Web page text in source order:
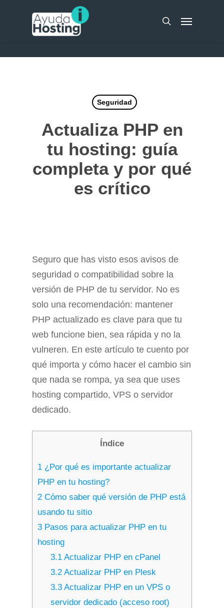
search
Menu
Seguridad
Actualiza PHP en
tu hosting: guía
completa y por qué
es crítico
Seguro que has visto esos avisos de
seguridad o compatibilidad sobre la
versión de PHP de tu servidor. No es
solo una recomendación: mantener
PHP actualizado es clave para que tu
web funcione bien, sea rápida y no la
vulneren. En este artículo te cuento por
qué importa y cómo hacer el cambio sin
que nada se rompa, ya sea que uses
hosting compartido, VPS o servidor
dedicado.
Índice
1 ¿Por qué es importante actualizar
PHP en tu hosting?
2 Cómo saber qué versión de PHP está
usando tu sitio
3 Pasos para actualizar PHP en tu
hosting
3.1Actualizar PHP en cPanel
3.2Actualizar PHP en Plesk
3.3Actualizar PHP en un VPS o
servidor dedicado (acceso root)